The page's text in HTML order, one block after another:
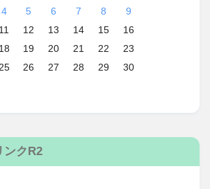
4 5 6 7 8
9
11 12 13 14 15
16
18 19 20 21 22
23
25 26 27 28 29
30
ンクR2